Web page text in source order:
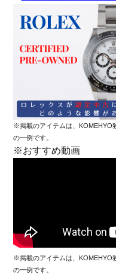
※掲載のアイテムは、KOMEHYO
の一例です。
※おすすめ動画
※掲載のアイテムは、KOMEHYO
の一例です。